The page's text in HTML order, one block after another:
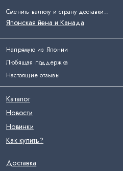
Напрямую из Японии
Любящая поддержка
Настоящие отзывы
Каталог
Новости
Новинки
Как купить?
Доставка
Сменить валюту и страну доставки::
Японская йена и Канада